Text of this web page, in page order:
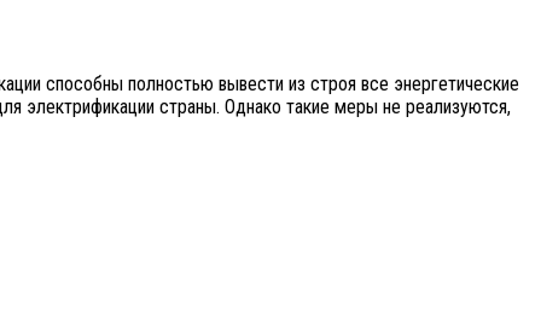
способны полностью вывести из строя все энергетические
электрификации страны. Однако такие меры не реализуются,